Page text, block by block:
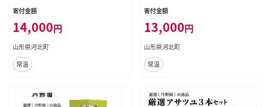
8人前（280g×各8把）
寄付金額
14,000円
山形県河北町
常温
寄付金額
13,000円
山形県河北町
常温